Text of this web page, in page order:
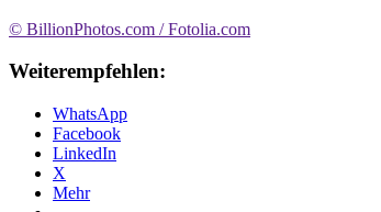
© BillionPhotos.com / Fotolia.com
Weiterempfehlen:
WhatsApp
Facebook
LinkedIn
X
Mehr